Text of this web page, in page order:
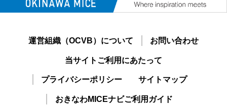
運営組織（OCVB）について お問い合わせ
当サイトご利用にあたって
プライバシーポリシー サイトマップ
おきなわMICEナビご利用ガイド